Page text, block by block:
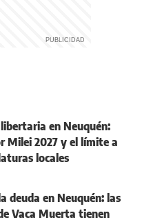
en Neuquén:
Milei 2027 y el límite a
locales
deuda en Neuquén: las
Vaca Muerta tienen